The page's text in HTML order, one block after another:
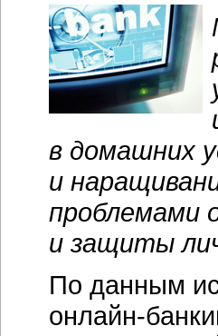
в домашних
и
проблемами
и защиты
По данным
онлайн-